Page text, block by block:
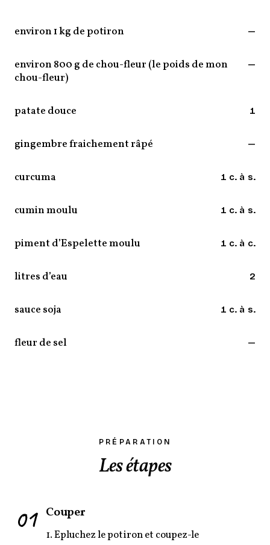
environ 1 kg de potiron —
environ 800 g de chou-fleur (le poids de mon
chou-fleur)
—
patate douce 1
gingembre fraichement râpé —
curcuma 1 c. à s.
cumin moulu 1 c. à s.
piment d’Espelette moulu 1 c. à c.
litres d’eau 2
sauce soja 1 c. à s.
fleur de sel —
PRÉPARATION
Les étapes
01 Couper
1. Epluchez le potiron et coupez-le